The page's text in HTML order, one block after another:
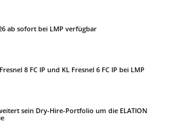
ab sofort bei LMP verfügbar
8 FC IP und KL Fresnel 6 FC IP bei LMP
sein Dry-Hire-Portfolio um die ELATION